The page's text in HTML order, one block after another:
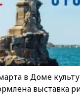
в Доме
выставка